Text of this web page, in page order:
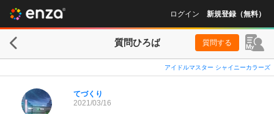
ログイン 新規登録（無料）
質問ひろば 質問する
アイドルマスター シャイニーカラーズ
てづくり
2021/03/16